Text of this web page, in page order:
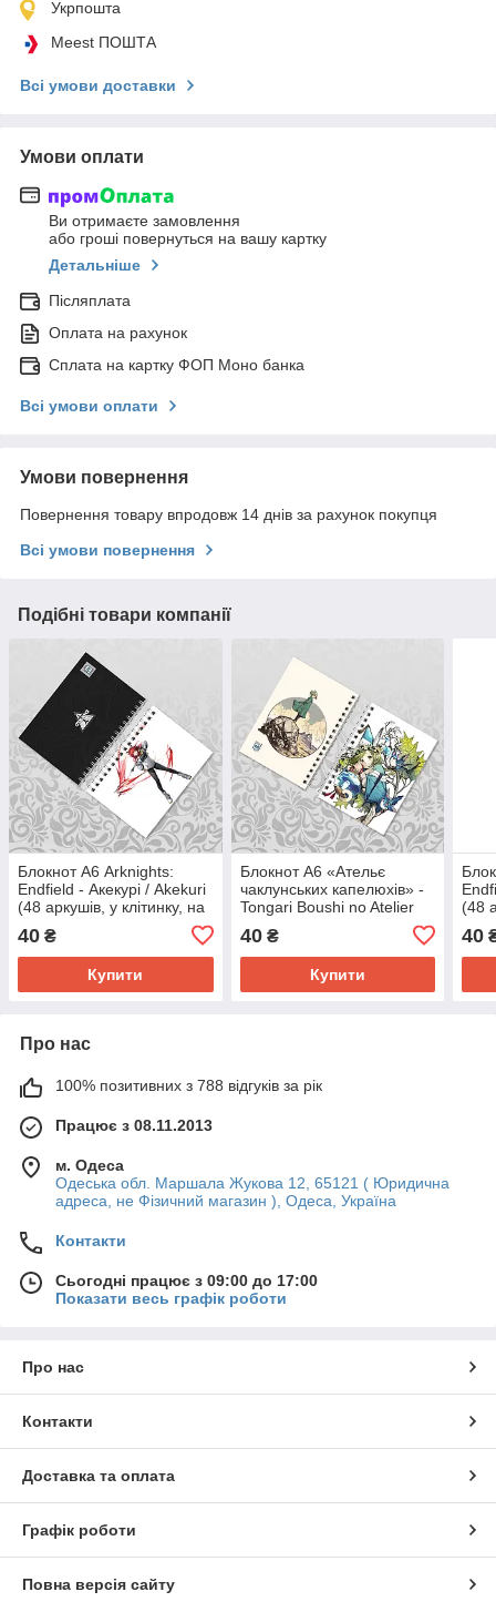
Укрпошта
Meest ПОШТА
Всі умови доставки
Умови оплати
Ви отримаєте замовлення
або гроші повернуться на вашу картку
Детальніше
Післяплата
Оплата на рахунок
Сплата на картку ФОП Моно банка
Всі умови оплати
Умови повернення
Повернення товару впродовж 14 днів за рахунок покупця
Всі умови повернення
Подібні товари компанії
Блокнот А6 Arknights:
Endfield - Акекурі / Akekuri
(48 аркушів, у клітинку, на
40 ₴
Купити
Блокнот А6 «Ательє
чаклунських капелюхів» -
Tongari Boushi no Atelier
(48 аркушів, у клітинку, на
пружині)
40₴
Купити
(48
40
Про нас
100% позитивних з 788 відгуків за рік
Працює з 08.11.2013
м. Одеса
Одеська обл. Маршала Жукова 12, 65121 ( Юридична
адреса, не Фізичний магазин ), Одеса, Україна
Контакти
Сьогодні працює з 09:00 до 17:00
Показати весь графік роботи
Про нас
Контакти
Доставка та оплата
Графік роботи
Повна версія сайту